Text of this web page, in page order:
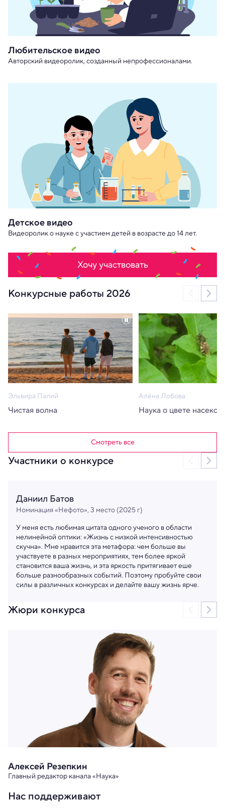
Любительское видео
Авторский видеоролик, созданный непрофессионалами.
Детское видео
Видеоролик о науке с участием детей в возрасте до 14 лет.
Хочу участвовать
Конкурсные работы 2026
Эльвира Палий
Чистая волна
Алёна Лобова
Наука о цвете
Смотреть все
Участники о конкурсе
Даниил Батов
Номинация «Нефото», 3 место (2025 г)
У меня есть любимая цитата одного ученого в области
нелинейной оптики: «Жизнь с низкой интенсивностью
скучна». Мне нравится эта метафора: чем больше вы
участвуете в разных мероприятиях, тем более яркой
становится ваша жизнь, и эта яркость притягивает еше
больше разнообразных событий. Поэтому пробуйте свои
силы в различных конкурсах и делайте вашу жизнь ярче.
Жюри конкурса
Алексей Резепкин
Главный редактор канала «Наука»
Нас поддерживают